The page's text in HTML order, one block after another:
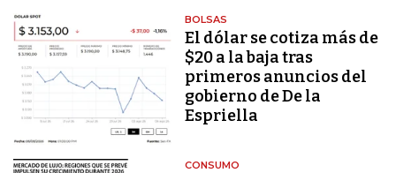
BOLSAS
El dólar se cotiza más de
$20 a la baja tras
primeros anuncios del
gobierno de De la
Espriella
CONSUMO